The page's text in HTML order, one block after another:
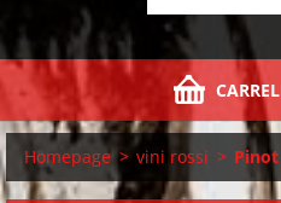
Homepage > vini rossi >